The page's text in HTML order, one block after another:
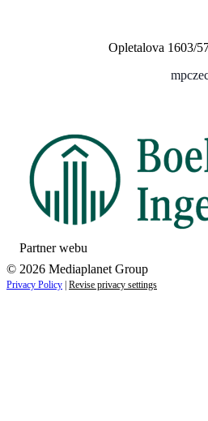
Opletalova 1603/
Partner webu
© 2026 Mediaplanet Group
Privacy Policy Revise privacy settings